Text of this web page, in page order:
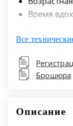
Время
объема
Все
Брошюра
Описание